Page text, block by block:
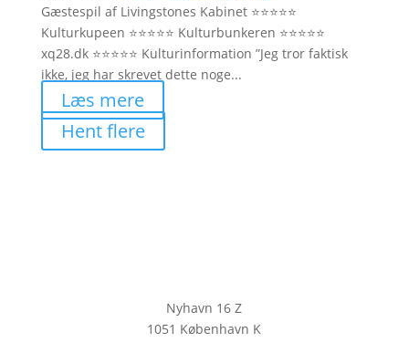
Gæstespil af Livingstones Kabinet ⭐️⭐️⭐️⭐️⭐️
Kulturkupeen ⭐️⭐️⭐️⭐️⭐️ Kulturbunkeren ⭐️⭐️⭐️⭐️⭐️
xq28.dk ⭐️⭐️⭐️⭐️⭐️ Kulturinformation ”Jeg tror faktisk
ikke, jeg har skrevet dette noge...
Læs mere
Hent flere
Nyhavn 16 Z
1051 København K